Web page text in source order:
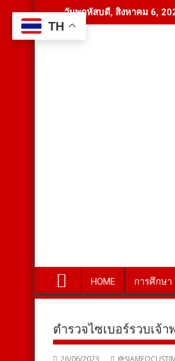
to
content
วันพฤหัสบดี, สิงหาคม 6,
HOME การศึกษา
ตำรวจไซเบอร์รวบเจ้
26/06/2023
TH